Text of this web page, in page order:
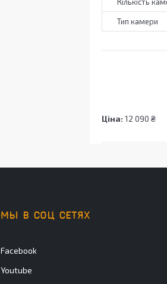
Тип камери
Ціна: 12 090 ₴
МЫ В СОЦ СЕТЯХ
Facebook
Youtube